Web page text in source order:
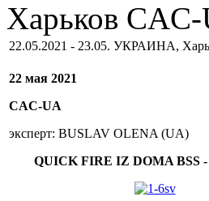
Харьков
22.05.2021 - 23.05. УКРАИНА,
22 мая 2021
CAC-UA
эксперт: BUSLAV OLENA (UA)
QUICK FIRE IZ DOMA BSS -